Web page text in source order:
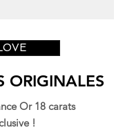
ORIGINALES
Or 18 carats
!